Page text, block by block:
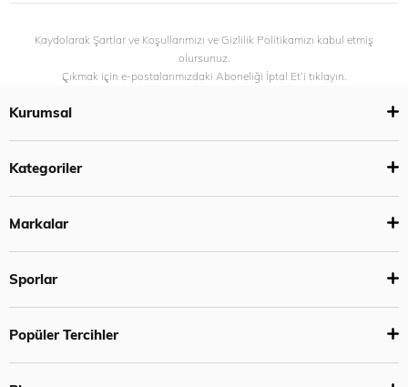
Kaydolarak Şartlar ve Koşullarımızı ve Gizlilik Politikamızı kabul etmiş
olursunuz.
Çıkmak için e-postalarımızdaki Aboneliği İptal Et’i tıklayın.
Kurumsal
Kategoriler
Markalar
Sporlar
Popüler Tercihler